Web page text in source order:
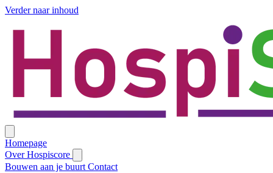
Verder naar inhoud
Homepage
Over Hospiscore
Bouwen aan je buurt Contact